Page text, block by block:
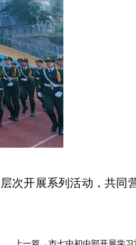
次开展系列活动，共同